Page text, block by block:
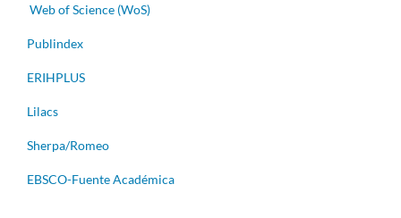
Web of Science (WoS)
Publindex
ERIHPLUS
Lilacs
Sherpa/Romeo
EBSCO-Fuente Académica